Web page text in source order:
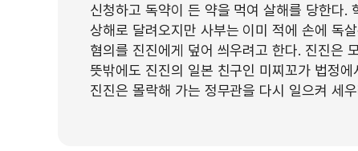
신청하고 독약이 든 약을 먹여 살해를 당한다.
상해로 달려오지만 사부는 이미 적에 손에 독
혐의를 진진에게 덮어 씌우려고 한다. 진진은
뜻밖에도 진진의 일본 친구인 미찌꼬가 법정
진진은 몰락해 가는 정무관을 다시 일으켜 세